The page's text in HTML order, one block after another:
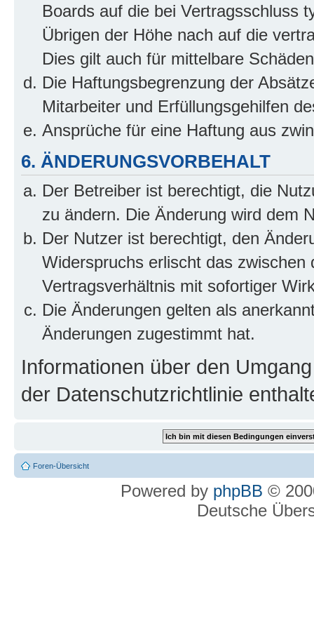
Boards auf die bei Vertragsschluss
Übrigen der Höhe nach auf die
Dies gilt auch für mittelbare
Die Haftungsbegrenzung der
Mitarbeiter und Erfüllungsgehilfen
Ansprüche für eine Haftung aus
6. ÄNDERUNGSVORBEHALT
Der Betreiber ist berechtigt, die
zu ändern. Die Änderung wird dem
Der Nutzer ist berechtigt, den
Widerspruchs erlischt das
Vertragsverhältnis mit sofortiger
Die Änderungen gelten als
Änderungen zugestimmt hat.
Informationen über den
der Datenschutzrichtlinie
Foren-Übersicht
Powered by phpBB ©
Deutsche